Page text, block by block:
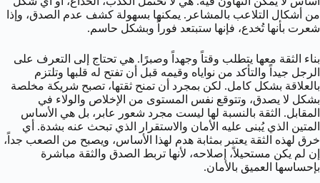
من أشكال التلاعب بالمشاعر. يمكنها بسهولة كشف عدم الصدق، وإذا
شعرت بأنها تُخدع، فإنها ستبتعد فوراً وبشكل حاسم.
بناء الثقة معها يتطلب وقتاً وجهداً وصبرًا. هي تحتاج إلى التعرف على
الرجل جيداً والتأكد من نواياه وقيمه قبل أن تفتح له قلبها وتلتزم
بالعلاقة بشكل كامل. لكن بمجرد أن تمنح ثقتها، تصبح شريكة مخلصة
بشكل لا يصدق، وتتوقع نفس المستوى من الإخلاص والولاء في
المقابل. الثقة بالنسبة لها ليست مجرد شعور عابر، بل هي الأساس
المتين الذي يُبنى عليه الأمان والاستقرار الذي تبحث عنه بشدة. أي
خرق لهذه الثقة يعتبر بمثابة هدم لهذا الأساس، ويصبح من الصعب جداً،
إن لم يكن مستحيلاً، إصلاحه، لأنها تربط الصدق والثقة مباشرة
بإحساسها العميق بالأمان.